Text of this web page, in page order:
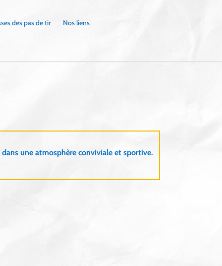
des pas de tir Nos liens
une atmosphère conviviale et sportive.